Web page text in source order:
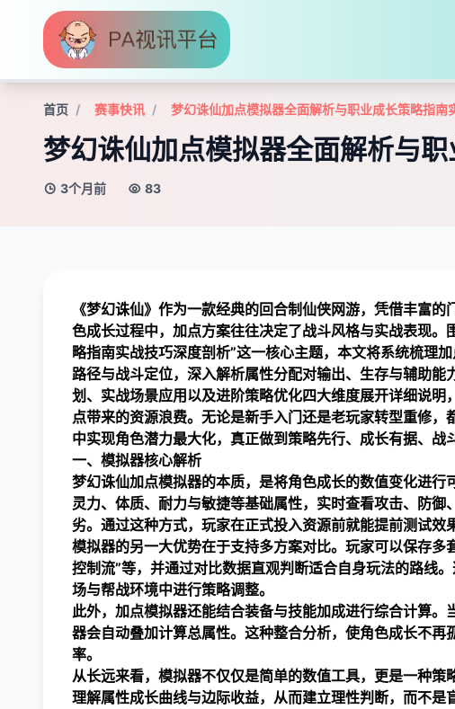
首页 赛事快讯 梦幻诛仙加点模拟器全面解析与职业成长策略指南
梦幻诛仙加点模拟器全面解析与
3个月前 83
《梦幻诛仙》作为一款经典的回合制仙侠网游，凭借丰富
色成长过程中，加点方案往往决定了战斗风格与实战表现
略指南实战技巧深度剖析”这一核心主题，本文将系统梳理
路径与战斗定位，深入解析属性分配对输出、生存与辅助
划、实战场景应用以及进阶策略优化四大维度展开详细说
点带来的资源浪费。无论是新手入门还是老玩家转型重修
中实现角色潜力最大化，真正做到策略先行、成长有据、战
一、模拟器核心解析
梦幻诛仙加点模拟器的本质，是将角色成长的数值变化进行
灵力、体质、耐力与敏捷等基础属性，实时查看攻击、防
劣。通过这种方式，玩家在正式投入资源前就能提前测试效
模拟器的另一大优势在于支持多方案对比。玩家可以保存多
控制流”等，并通过对比数据直观判断适合自身玩法的路线
场与帮战环境中进行策略调整。
此外，加点模拟器还能结合装备与技能加成进行综合计算
器会自动叠加计算总属性。这种整合分析，使角色成长不
率。
从长远来看，模拟器不仅仅是简单的数值工具，更是一种
理解属性成长曲线与边际收益，从而建立理性判断，而不是